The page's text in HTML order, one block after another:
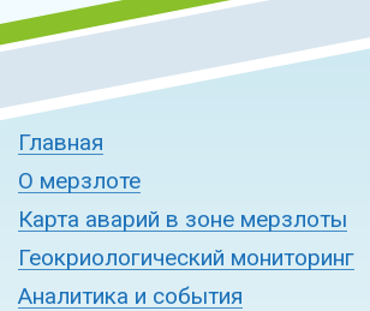
Главная
О мерзлоте
Карта аварий в зоне мерзлоты
Геокриологический мониторинг
Аналитика и события